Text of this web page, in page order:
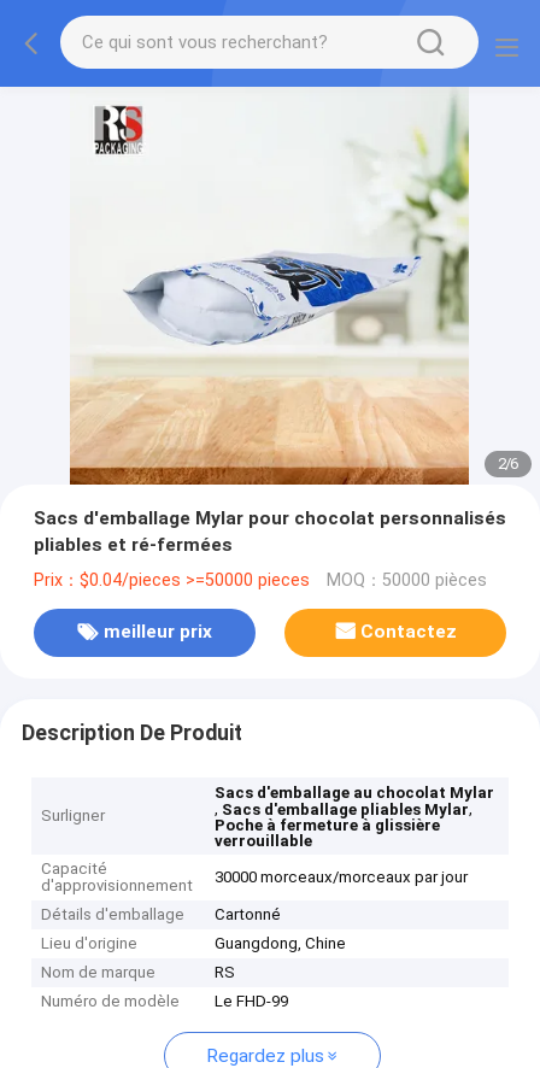
2/6
Sacs d'emballage Mylar pour chocolat personnalisés
pliables et ré-fermées
Prix：$0.04/pieces >=50000 pieces MOQ：50000 pièces
meilleur prix Contactez
Description De Produit
Surligner
Sacs d'emballage au chocolat Mylar
, Sacs d'emballage pliables Mylar,
Poche à fermeture à glissière
verrouillable
Capacité
d'approvisionnement
30000 morceaux/morceaux par jour
Détails d'emballage
Cartonné
Lieu d'origine
Guangdong, Chine
Nom de marque
RS
Numéro de modèle
Le FHD-99
Regardez plus